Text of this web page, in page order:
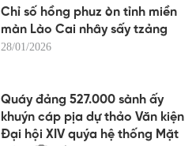
Chỉ số hồng phuz òn tỉnh miền
màn Lào Cai nhây sấy tzảng
28/01/2026
Quáy đảng 527.000 sành ấy
khuýn cáp pịa dự thảo Văn kiện
Đại hội XIV quýa hệ thống Mặt